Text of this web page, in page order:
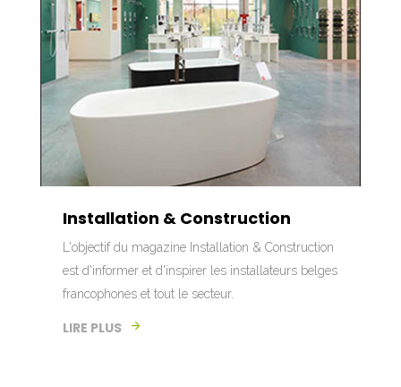
Installation & Construction
L'objectif du magazine Installation & Construction
est d'informer et d'inspirer les installateurs belges
francophones et tout le secteur.
LIRE PLUS